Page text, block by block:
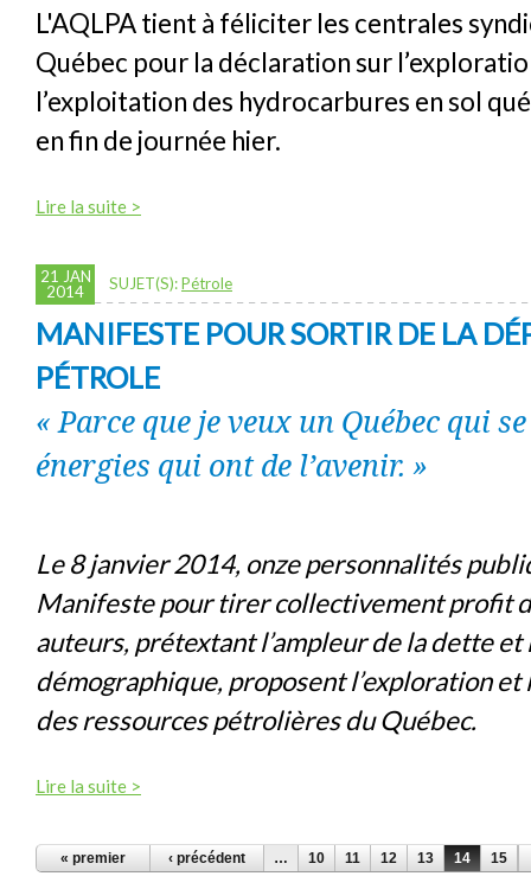
L'AQLPA tient à féliciter les centrales
Québec pour la déclaration sur
l’exploitation des hydrocarbures en sol
en fin de journée hier.
Lire la suite >
21 JAN
2014
SUJET(S):Pétrole
MANIFESTE POUR SORTIR DE LA
PÉTROLE
« Parce que je veux un Québec qui
énergies qui ont de l’avenir. »
Le 8 janvier 2014, onze personnalités
Manifeste pour tirer collectivement profit
auteurs, prétextant l’ampleur de la dette et
démographique, proposent l’exploration et
des ressources pétrolières du Québec.
Lire la suite >
PAGES
« premier ‹ précédent … 10 11 12 13 14 15